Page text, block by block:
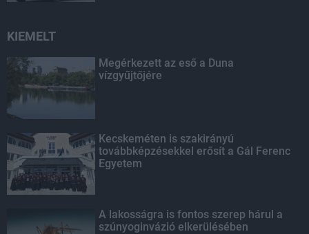
KIEMELT
Megérkezett az eső a Duna
vízgyűjtőjére
Kecskeméten is szakirányú
továbbképzésekkel erősít a Gál Ferenc
Egyetem
A lakosságra is fontos szerep hárul a
szúnyoginvázió elkerülésében